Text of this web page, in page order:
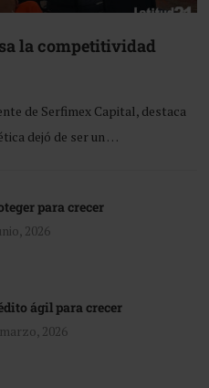
la competitividad
de Serfimex Capital, destaca
dejó de ser un …
para crecer
2026
ágil para crecer
2026